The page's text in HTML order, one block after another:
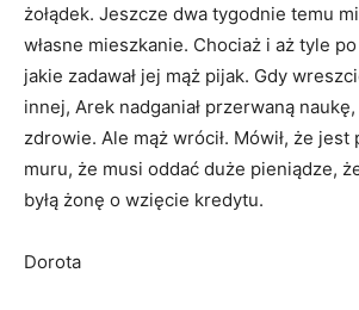
żołądek. Jeszcze dwa tygodnie temu
własne mieszkanie. Chociaż i aż tyle
jakie zadawał jej mąż pijak. Gdy
innej, Arek nadganiał przerwaną naukę,
zdrowie. Ale mąż wrócił. Mówił, że
muru, że musi oddać duże pieniądze,
byłą żonę o wzięcie kredytu.
Dorota